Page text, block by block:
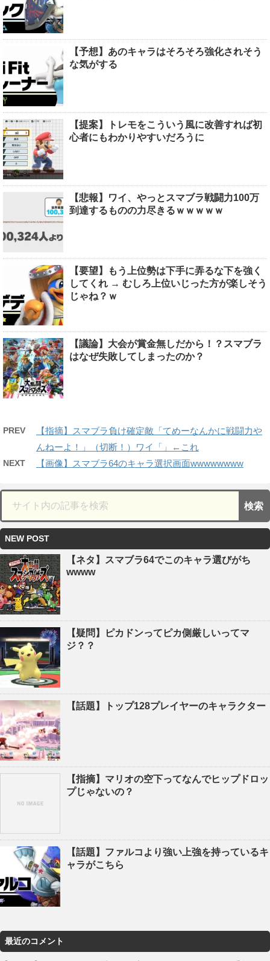
【予想】あのキャラはそろそろ強化されそう
な気がする
【提案】トレモをこういう風に改善すれば初
心者にもわかりやすいだろうに
【悲報】ワイ、やっとスマブラ戦闘力100万
到達するものの力尽きるｗｗｗｗｗ
【要望】もう上位勢は下手に弄るな下を強く
してくれ → むしろ上位いじった方が楽しそう
じゃね？ｗ
【議論】大会が賞金無しだから！？スマブラ
はなぜ失敗してしまったのか？
PREV
【指摘】スマブラ負け確定敵「てめーなんかに戦闘力や
んねーよ！」（切断！）ワイ「」←これ
NEXT 【画像】スマブラ64のキャラ選択画面wwwwwwww
NEW POST
【ネタ】スマブラ64でこのキャラ選びがち
wwww
【疑問】ピカドンってピカ側厳しいってマ
ジ？？
【話題】トップ128プレイヤーのキャラクター
【指摘】マリオの空下ってなんでヒップドロッ
プじゃないの？
【話題】ファルコより強い上強を持っているキ
ャラがこちら
最近のコメント